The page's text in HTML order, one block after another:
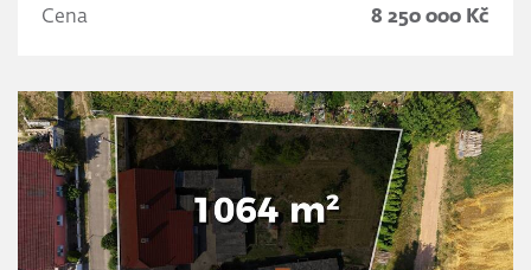
Cena 8 250 000 Kč